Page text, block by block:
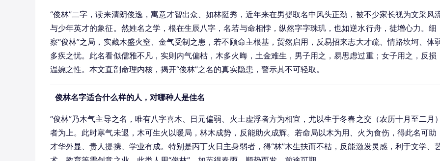
“俊林”二字，读来清朗俊逸，寓意才智出众、如林挺秀，近年来在男婴取名中风头正劲，被不少家长视为文采风
与少年英才的象征。然姓名之学，根在生辰八字，名若与命相悖，纵然字字珠玑，也如逆水行舟，徒增心力。细
察“俊林”之局，实藏木盛火窒、金气受制之患，若不顾命主根基，贸然启用，反易招来志大才疏、情路坎坷、体
多疾之忧。此名看似儒雅不凡，实则内气偏枯，木多火晦，土金难生，男子用之，易思虑过重；女子用之，反损
温婉之性。本文直剖命理内核，揭开“俊林”之名的真实隐患，警示其不可轻取。
俊林名字适合什么样的人，对哪种人是佳名
“俊林”乃木气主导之名，唯有八字喜木、日元偏弱、火土虚浮者方为相宜，尤以生于冬春之交（农历十月至二月
者为上。此时寒气未退，木可生火以暖局，林木成势，反能助火成辉。若命局以木为用、火为食伤，得此名可助
才华外显、贵人提携、学业有成。特别是丙丁火日主身弱者，得“林”木生扶而不枯，反能激发灵感，利于文学、